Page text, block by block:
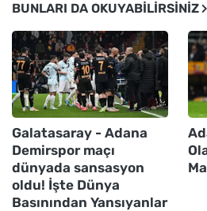
BUNLARI DA OKUYABILIRSINIZ
Galatasaray - Adana
Demirspor maçı
dünyada sansasyon
oldu! İşte Dünya
Basınından Yansıyanlar